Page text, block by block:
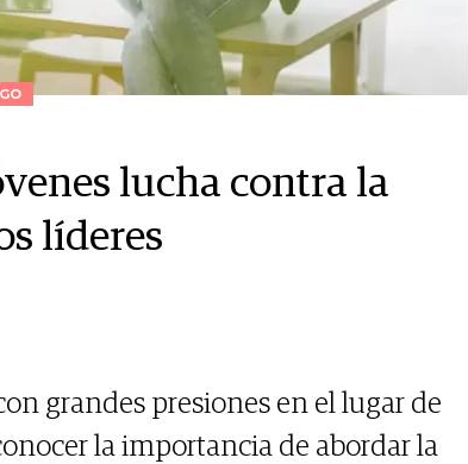
lucha contra la
líderes
grandes presiones en el lugar de
la importancia de abordar la